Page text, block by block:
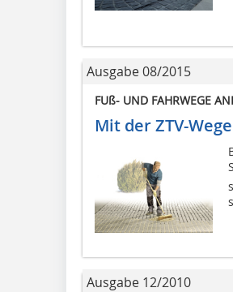
Ausgabe 08/2015
FUß- UND FAHRWEGE
Mit der ZTV-
Ausgabe 12/2010